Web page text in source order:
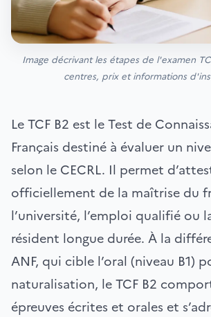
Image décrivant les étapes de l'examen
centres, prix et informations
Le TCF B2 est le Test de
Français destiné à évaluer un
selon le CECRL. Il permet
officiellement de la maîtrise du
l’université, l’emploi qualifié ou
résident longue durée. À la
ANF, qui cible l’oral (niveau B1)
naturalisation, le TCF B2
épreuves écrites et orales et